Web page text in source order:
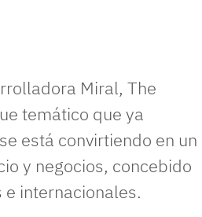
Miral, The
temático que ya
está convirtiendo en un
y negocios, concebido
internacionales.